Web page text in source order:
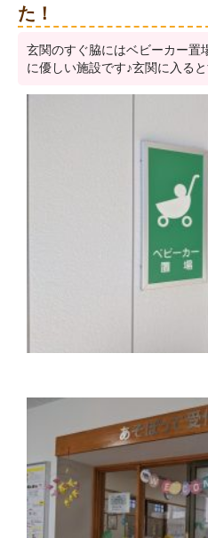
た！
玄関のすぐ脇にはベビーカー置
に優しい施設です♪玄関に入る